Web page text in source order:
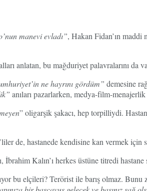
manevi evladı”, Hakan Fidan’ın maddi
anlatan, bu mağduriyet palavralarını
ne hayrını gördüm” demesine
anıları pazarlarken, medya-film-menajerlik
” oligarşik şakacı, hep torpilliydi.
de, hastanede kendisine kan vermek için
İbrahim Kalın’ı herkes üstüne titredi hastane
bu elçileri? Terörist ile barış olmaz.